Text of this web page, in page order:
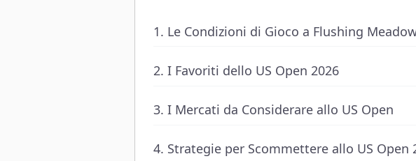
Le Condizioni di Gioco a Flushing
I Favoriti dello US Open 2026
I Mercati da Considerare allo US Open
Strategie per Scommettere allo US Open